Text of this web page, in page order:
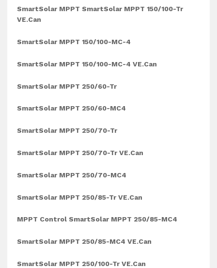
SmartSolar MPPT SmartSolar MPPT 150/100-Tr
VE.Can
SmartSolar MPPT 150/100-MC-4
SmartSolar MPPT 150/100-MC-4 VE.Can
SmartSolar MPPT 250/60-Tr
SmartSolar MPPT 250/60-MC4
SmartSolar MPPT 250/70-Tr
SmartSolar MPPT 250/70-Tr VE.Can
SmartSolar MPPT 250/70-MC4
SmartSolar MPPT 250/85-Tr VE.Can
MPPT Control SmartSolar MPPT 250/85-MC4
SmartSolar MPPT 250/85-MC4 VE.Can
SmartSolar MPPT 250/100-Tr VE.Can